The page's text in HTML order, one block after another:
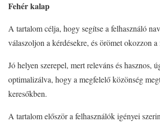
Fehér kalap
A tartalom célja, hogy segítse a felhasználó
válaszoljon a kérdésekre, és örömet okozzon a
Jó helyen szerepel, mert releváns és hasznos,
optimalizálva, hogy a megfelelő közönség
keresőkben.
A tartalom először a felhasználók igényei